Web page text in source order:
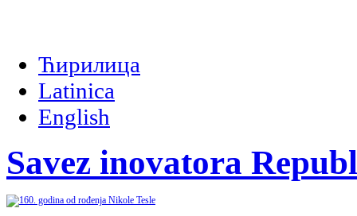
Ћирилица
Latinica
English
Savez inovatora